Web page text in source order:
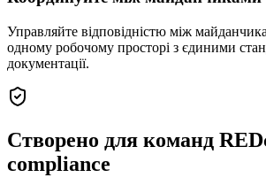
Управляйте відповідністю між
одному робочому просторі з єдиними
документації.
Створено для команд
compliance